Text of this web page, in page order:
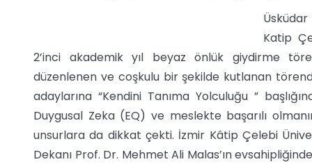
Katip
2’inci akademik yıl beyaz önlük giydirme
düzenlenen ve coşkulu bir şekilde kutlanan
adaylarına “Kendini Tanıma Yolculuğu ”
Duygusal Zeka (EQ) ve meslekte başarılı
unsurlara da dikkat çekti. İzmir Kâtip Çelebi
Dekanı Prof. Dr. Mehmet Ali Malas’ın